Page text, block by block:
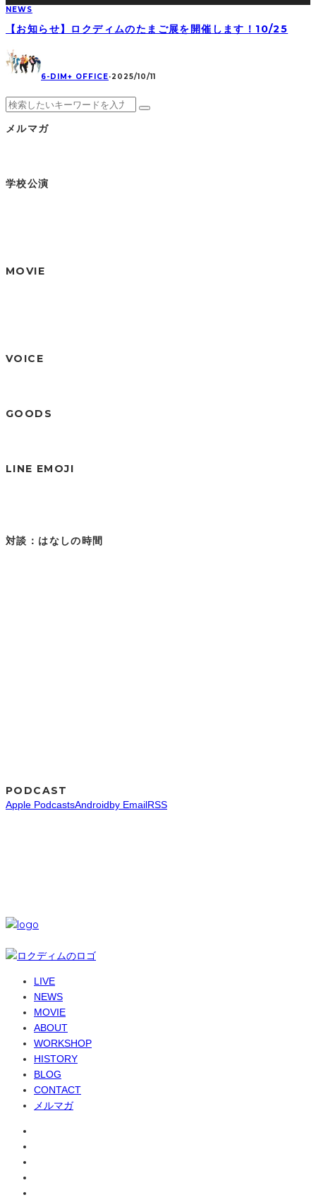
NEWS
【お知らせ】ロクディムのたまご展を開催します！10/25
6-DIM+ OFFICE·2025/10/11
メルマガ
学校公演
MOVIE
VOICE
GOODS
LINE EMOJI
対談：はなしの時間
PODCAST
Apple PodcastsAndroidby EmailRSS
LIVE
NEWS
MOVIE
ABOUT
WORKSHOP
HISTORY
BLOG
CONTACT
メルマガ